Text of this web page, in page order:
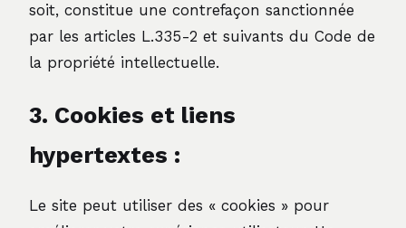
soit, constitue une contrefaçon sanctionnée
par les articles L.335-2 et suivants du Code de
la propriété intellectuelle.
3. Cookies et liens
hypertextes :
Le site peut utiliser des « cookies » pour